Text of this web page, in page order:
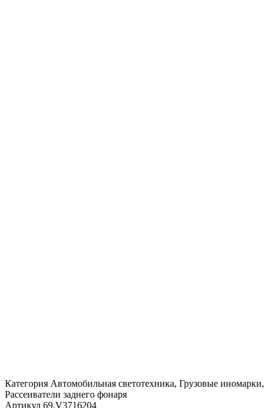
Категория Автомобильная светотехника, Грузовые иномарки,
Рассеиватели заднего фонаря
Артикул 69.V3716204